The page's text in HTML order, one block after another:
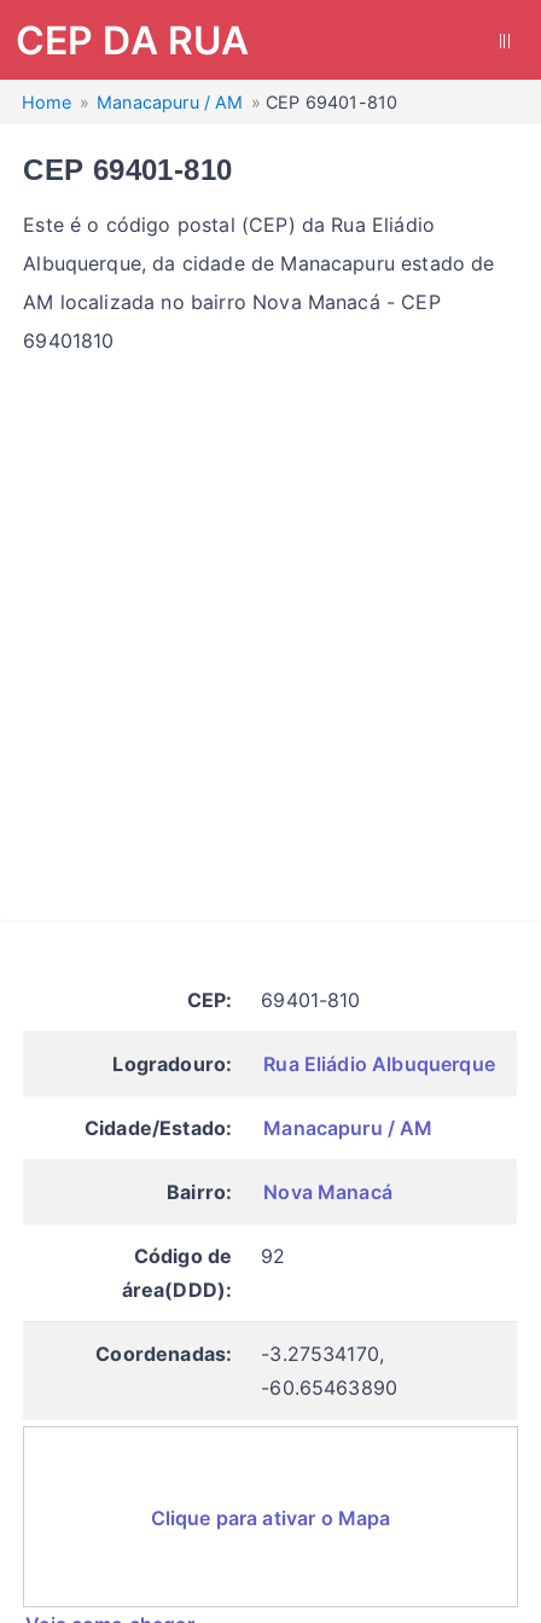
CEP DA RUA
Home Manacapuru / AM CEP 69401-810
CEP 69401-810
Este é o código postal (CEP) da Rua Eliádio
Albuquerque, da cidade de Manacapuru estado de
AM localizada no bairro Nova Manacá - CEP
69401810
CEP: 69401-810
Logradouro: Rua Eliádio Albuquerque
Cidade/Estado: Manacapuru / AM
Bairro: Nova Manacá
Código de
área(DDD):
92
Coordenadas:
-3.27534170,
-60.65463890
Clique para ativar o Mapa